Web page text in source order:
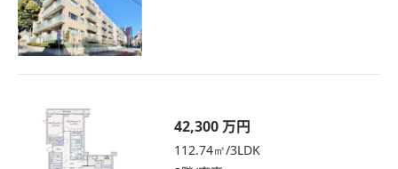
42,300 万円
112.74㎡/3LDK